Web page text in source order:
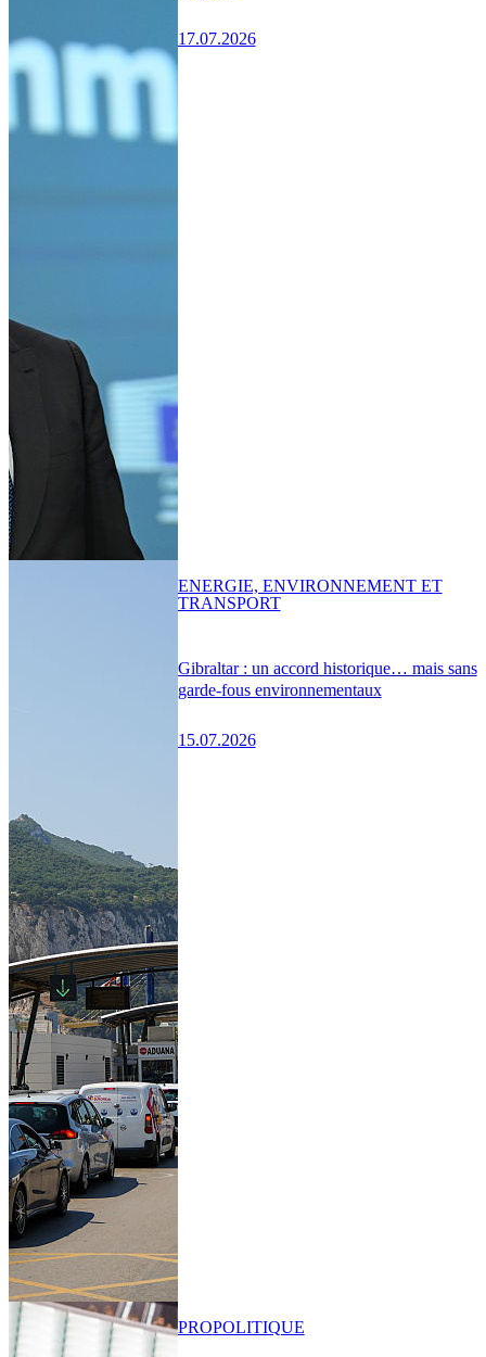
17.07.2026
Gibraltar : un accord historique… mais sans
garde-fous environnementaux
15.07.2026
ENERGIE, ENVIRONNEMENT ET
TRANSPORT
PROPOLITIQUE